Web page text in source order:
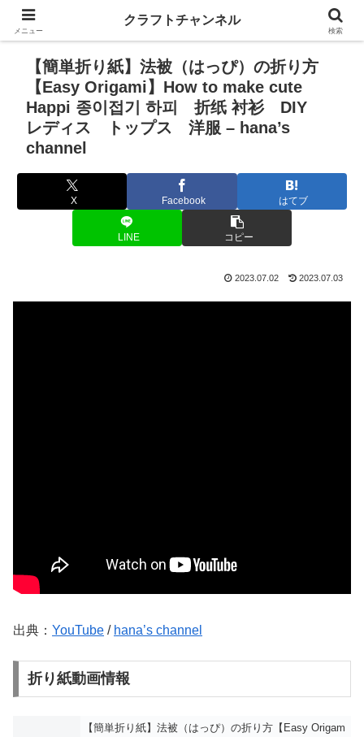
【簡単折り紙】法被（はっぴ）の折り方
【Easy Origami】How to make cute
Happi 종이접기 하피 折纸 衬衫 DIY
レディス トップス 洋服 – hana’s
channel
X Facebook はてブ
LINE コピー
2023.07.02 2023.07.03
出典： YouTube / hana’s channel
折り紙動画情報
【簡単折り紙】法被（はっぴ）の折り方【Easy Origam
メニュー
クラフトチャンネル
検索